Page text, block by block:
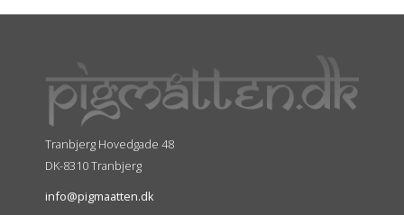
Tranbjerg Hovedgade 48
DK-8310 Tranbjerg
info@pigmaatten.dk